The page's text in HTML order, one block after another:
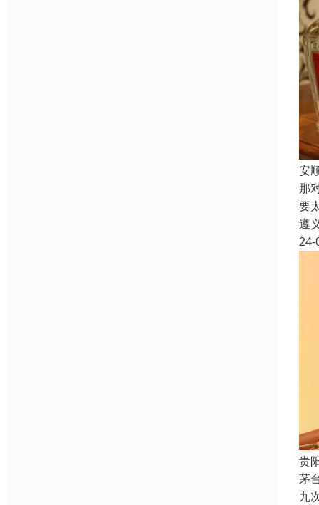
安
那
要
遵
24-
贵
茅
九